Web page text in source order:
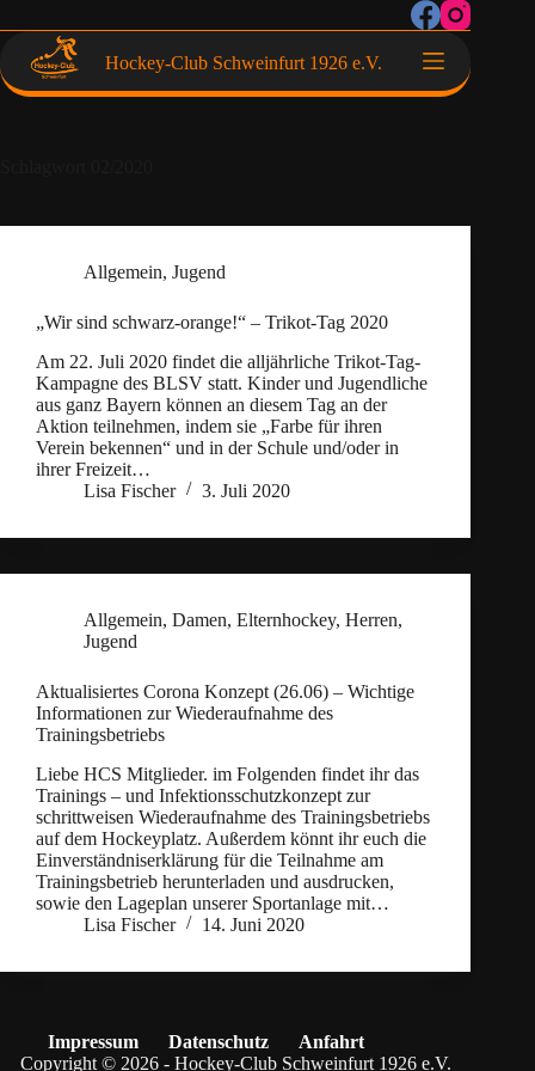
Hockey-Club Schweinfurt 1926 e.V.
Allgemein, Jugend
„Wir sind schwarz-orange!“ – Trikot-Tag 2020
Am 22. Juli 2020 findet die alljährliche Trikot-Tag-
Kampagne des BLSV statt. Kinder und Jugendliche
aus ganz Bayern können an diesem Tag an der
Aktion teilnehmen, indem sie „Farbe für ihren
Verein bekennen“ und in der Schule und/oder in
ihrer Freizeit…
Lisa Fischer
3. Juli 2020
Allgemein, Damen, Elternhockey, Herren,
Jugend
Aktualisiertes Corona Konzept (26.06) – Wichtige
Informationen zur Wiederaufnahme des
Trainingsbetriebs
Liebe HCS Mitglieder. im Folgenden findet ihr das
Trainings – und Infektionsschutzkonzept zur
schrittweisen Wiederaufnahme des Trainingsbetriebs
auf dem Hockeyplatz. Außerdem könnt ihr euch die
Einverständniserklärung für die Teilnahme am
Trainingsbetrieb herunterladen und ausdrucken,
sowie den Lageplan unserer Sportanlage mit…
Lisa Fischer
14. Juni 2020
Impressum Datenschutz
Anfahrt
Copyright © 2026 - Hockey-Club Schweinfurt 1926 e.V.